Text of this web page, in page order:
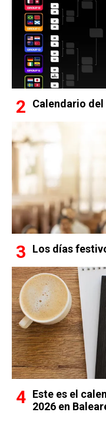
Calendario
Los días
Este es el
2026 en